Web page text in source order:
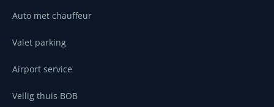
Auto met chauffeur
Valet parking
Airport service
Veilig thuis BOB